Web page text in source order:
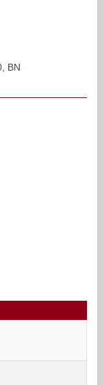
BN